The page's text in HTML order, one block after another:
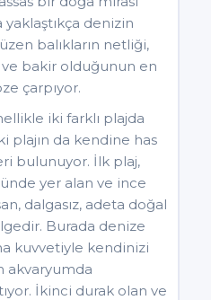
denizin
balıkların netliği,
bakir olduğunun en
çarpıyor.
iki farklı plajda
plajın da kendine has
bulunuyor. İlk plaj,
yer alan ve ince
dalgasız, adeta doğal
Burada denize
kuvvetiyle kendinizi
akvaryumda
İkinci durak olan ve